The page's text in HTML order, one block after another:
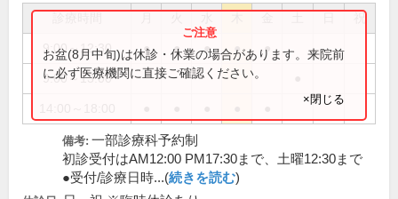
祝
9:00～12:30 ● ● ● ● ●
9:00～13:00
お盆(8月中旬)は休診・休業の場合があります。来院前
に必ず医療機関に直接ご確認ください。
×閉じる
備考: 一部診療科予約制
初診受付はAM12:00 PM17:30まで、土曜12:30まで
●受付/診療日時...(続きを読む)